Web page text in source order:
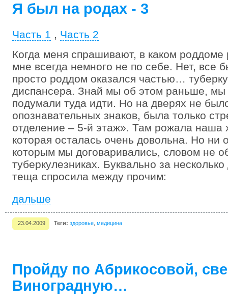
Я был на родах - 3
Часть 1 , Часть 2
Когда меня спрашивают, в каком
мне всегда немного не по себе. Нет, все
просто роддом оказался частью…
диспансера. Знай мы об этом раньше,
подумали туда идти. Но на дверях не
опознавательных знаков, была только
отделение – 5-й этаж». Там рожала наша
которая осталась очень довольна. Но ни
которым мы договаривались, словом не
туберкулезниках. Буквально за
теща спросила между прочим:
дальше
23.04.2009 Теги: здоровье медицина
Пройду по Абрикосовой,
Виноградную…